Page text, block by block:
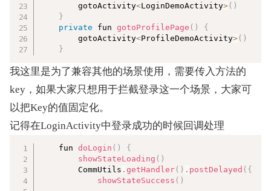
        gotoActivity
<LoginDemoActivity>( )
}
private fun gotoProfilePage ( )
{
        gotoActivity
<ProfileDemoActivity>( )
}
我这里是为了兼容其他的场景使用，需要传入方法的
key，如果大家只想用于拦截登录这一个场景，大家可
以把Key的值固定化。
记得在LoginActivity中登录成功的时候回调处理
    fun
doLogin ( )
{
showStateLoading ( )
        CommUtils
.getHandler ( ) . postDelayed ( {
showStateSuccess ( )